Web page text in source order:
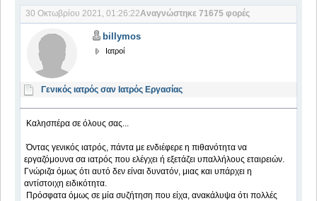
φορές)
30 Οκτωβρίου 2021, 01:26:22Αναγνώστηκε 71675 φορές
billymos
Ιατροί
Γενικός ιατρός σαν Ιατρός Εργασίας
Καλησπέρα σε όλους σας...
Όντας γενικός ιατρός, πάντα με ενδιέφερε η πιθανότητα να
εργαζόμουνα σα ιατρός που ελέγχει ή εξετάζει υπαλλήλους εταιρειών.
Γνώριζα όμως ότι αυτό δεν είναι δυνατόν, μιας και υπάρχει η
αντίστοιχη ειδικότητα.
Πρόσφατα όμως σε μία συζήτηση που είχα, ανακάλυψα ότι πολλές